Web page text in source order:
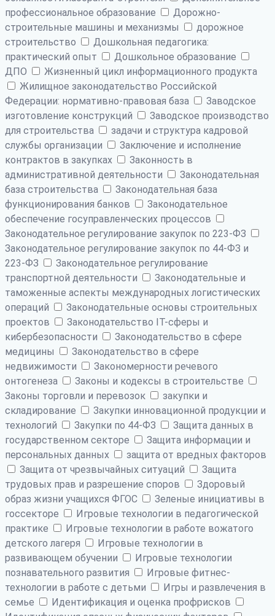
профессиональное образование
Дорожно-
строительные машины и механизмы
дорожное
строительство
Дошкольная педагогика:
практический опыт
Дошкольное образование
ДПО
Жизненный цикл информационного продукта
Жилищное законодательство Российской
Федерации: нормативно-правовая база
Заводское
изготовление конструкций
Заводское производство
для строительства
задачи и структура кадровой
службы организации
Заключение и исполнение
контрактов в закупках
Законность в
административной деятельности
Законодательная
база строительства
Законодательная база
функционирования банков
Законодательное
обеспечение госуправленческих процессов
Законодательное регулирование закупок по 223-ФЗ
Законодательное регулирование закупок по 44-ФЗ и
223-ФЗ
Законодательное регулирование
транспортной деятельности
Законодательные и
таможенные аспекты международных логистических
операций
Законодательные основы строительных
проектов
Законодательство IT-сферы и
кибербезопасности
Законодательство в сфере
медицины
Законодательство в сфере
недвижимости
Закономерности речевого
онтогенеза
Законы и кодексы в строительстве
Законы торговли и перевозок
закупки и
складирование
Закупки инновационной продукции и
технологий
Закупки по 44-ФЗ
Защита данных в
государственном секторе
Защита информации и
персональных данных
защита от вредных факторов
Защита от чрезвычайных ситуаций
Защита
трудовых прав и разрешение споров
Здоровый
образ жизни учащихся ФГОС
Зеленые инициативы в
госсекторе
Игровые технологии в педагогической
практике
Игровые технологии в работе вожатого
детского лагеря
Игровые технологии в
развивающем обучении
Игровые технологии
познавательного развития
Игровые фитнес-
технологии в работе с детьми
Игры и развлечения в
семье
Идентификация и оценка профрисков